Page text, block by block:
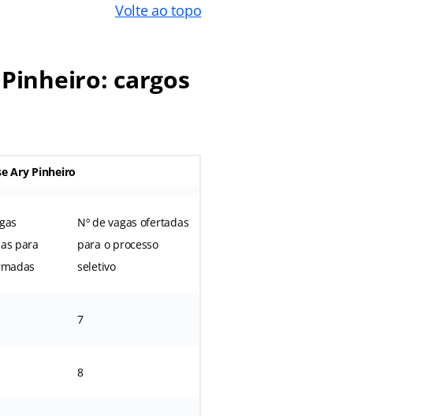
Volte ao topo
cargos
Ary Pinheiro
para
Nº de vagas ofertadas
para o processo
seletivo
7
8